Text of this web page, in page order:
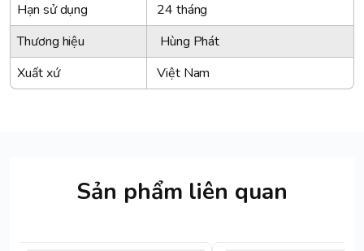
Hạn sử dụng
24 tháng
Thương hiệu
Hùng Phát
Xuất xứ
Việt Nam
Sản phẩm liên quan